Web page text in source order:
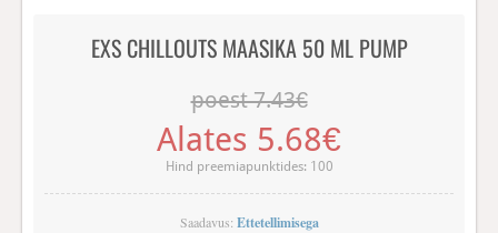
MISTER SIZE (17)
KINKE-/KOMBOPAKID (6)
EXS CHILLOUTS MAASIKA 50 ML PUMP
poest 7.43€
Alates 5.68€
Hind preemiapunktides: 100
Saadavus: Ettetellimisega